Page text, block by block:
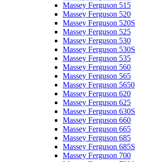
Massey Ferguson 515
Massey Ferguson 520
Massey Ferguson 520S
Massey Ferguson 525
Massey Ferguson 530
Massey Ferguson 530S
Massey Ferguson 535
Massey Ferguson 560
Massey Ferguson 565
Massey Ferguson 5650
Massey Ferguson 620
Massey Ferguson 625
Massey Ferguson 630S
Massey Ferguson 660
Massey Ferguson 665
Massey Ferguson 685
Massey Ferguson 685S
Massey Ferguson 700